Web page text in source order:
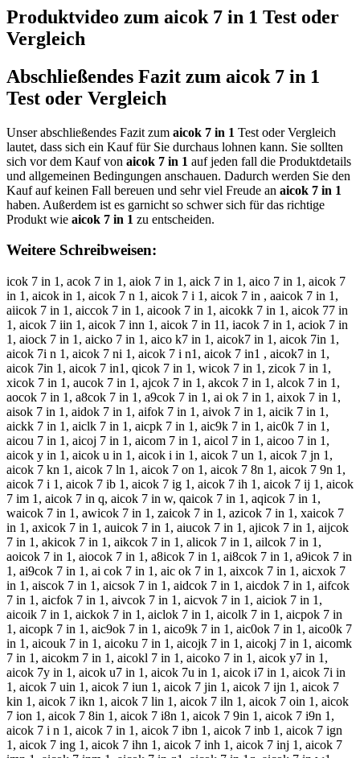
Produktvideo zum aicok 7 in 1 Test oder
Vergleich
Abschließendes Fazit zum aicok 7 in 1
Test oder Vergleich
Unser abschließendes Fazit zum aicok 7 in 1 Test oder Vergleich
lautet, dass sich ein Kauf für Sie durchaus lohnen kann. Sie sollten
sich vor dem Kauf von aicok 7 in 1 auf jeden fall die Produktdetails
und allgemeinen Bedingungen anschauen. Dadurch werden Sie den
Kauf auf keinen Fall bereuen und sehr viel Freude an aicok 7 in 1
haben. Außerdem ist es garnicht so schwer sich für das richtige
Produkt wie aicok 7 in 1 zu entscheiden.
Weitere Schreibweisen:
icok 7 in 1, acok 7 in 1, aiok 7 in 1, aick 7 in 1, aico 7 in 1, aicok 7
in 1, aicok in 1, aicok 7 n 1, aicok 7 i 1, aicok 7 in , aaicok 7 in 1,
aiicok 7 in 1, aiccok 7 in 1, aicook 7 in 1, aicokk 7 in 1, aicok 77 in
1, aicok 7 iin 1, aicok 7 inn 1, aicok 7 in 11, iacok 7 in 1, aciok 7 in
1, aiock 7 in 1, aicko 7 in 1, aico k7 in 1, aicok7 in 1, aicok 7in 1,
aicok 7i n 1, aicok 7 ni 1, aicok 7 i n1, aicok 7 in1 , aicok7 in 1,
aicok 7in 1, aicok 7 in1, qicok 7 in 1, wicok 7 in 1, zicok 7 in 1,
xicok 7 in 1, aucok 7 in 1, ajcok 7 in 1, akcok 7 in 1, alcok 7 in 1,
aocok 7 in 1, a8cok 7 in 1, a9cok 7 in 1, ai ok 7 in 1, aixok 7 in 1,
aisok 7 in 1, aidok 7 in 1, aifok 7 in 1, aivok 7 in 1, aicik 7 in 1,
aickk 7 in 1, aiclk 7 in 1, aicpk 7 in 1, aic9k 7 in 1, aic0k 7 in 1,
aicou 7 in 1, aicoj 7 in 1, aicom 7 in 1, aicol 7 in 1, aicoo 7 in 1,
aicok y in 1, aicok u in 1, aicok i in 1, aicok 7 un 1, aicok 7 jn 1,
aicok 7 kn 1, aicok 7 ln 1, aicok 7 on 1, aicok 7 8n 1, aicok 7 9n 1,
aicok 7 i 1, aicok 7 ib 1, aicok 7 ig 1, aicok 7 ih 1, aicok 7 ij 1, aicok
7 im 1, aicok 7 in q, aicok 7 in w, qaicok 7 in 1, aqicok 7 in 1,
waicok 7 in 1, awicok 7 in 1, zaicok 7 in 1, azicok 7 in 1, xaicok 7
in 1, axicok 7 in 1, auicok 7 in 1, aiucok 7 in 1, ajicok 7 in 1, aijcok
7 in 1, akicok 7 in 1, aikcok 7 in 1, alicok 7 in 1, ailcok 7 in 1,
aoicok 7 in 1, aiocok 7 in 1, a8icok 7 in 1, ai8cok 7 in 1, a9icok 7 in
1, ai9cok 7 in 1, ai cok 7 in 1, aic ok 7 in 1, aixcok 7 in 1, aicxok 7
in 1, aiscok 7 in 1, aicsok 7 in 1, aidcok 7 in 1, aicdok 7 in 1, aifcok
7 in 1, aicfok 7 in 1, aivcok 7 in 1, aicvok 7 in 1, aiciok 7 in 1,
aicoik 7 in 1, aickok 7 in 1, aiclok 7 in 1, aicolk 7 in 1, aicpok 7 in
1, aicopk 7 in 1, aic9ok 7 in 1, aico9k 7 in 1, aic0ok 7 in 1, aico0k 7
in 1, aicouk 7 in 1, aicoku 7 in 1, aicojk 7 in 1, aicokj 7 in 1, aicomk
7 in 1, aicokm 7 in 1, aicokl 7 in 1, aicoko 7 in 1, aicok y7 in 1,
aicok 7y in 1, aicok u7 in 1, aicok 7u in 1, aicok i7 in 1, aicok 7i in
1, aicok 7 uin 1, aicok 7 iun 1, aicok 7 jin 1, aicok 7 ijn 1, aicok 7
kin 1, aicok 7 ikn 1, aicok 7 lin 1, aicok 7 iln 1, aicok 7 oin 1, aicok
7 ion 1, aicok 7 8in 1, aicok 7 i8n 1, aicok 7 9in 1, aicok 7 i9n 1,
aicok 7 i n 1, aicok 7 in 1, aicok 7 ibn 1, aicok 7 inb 1, aicok 7 ign
1, aicok 7 ing 1, aicok 7 ihn 1, aicok 7 inh 1, aicok 7 inj 1, aicok 7